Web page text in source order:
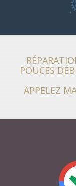
POUCES
APPELEZ